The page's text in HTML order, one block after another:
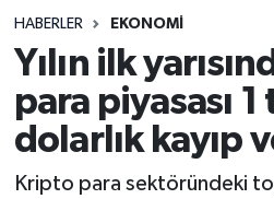
HABERLER EKONOMİ
Yılın ilk
para piyasası
dolarlık kayıp
Kripto para sektöründeki
İstanbul Namaz Vakitleri
İstanbul Trafik Yoğunluk
Süper Lig Puan Durumu
Tüm Manşetler